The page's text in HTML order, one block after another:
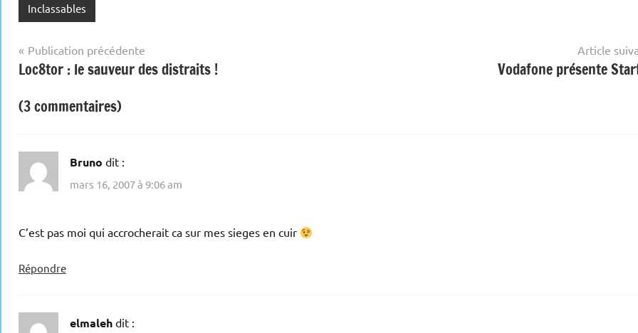
Inclassables
Navigation
de
l’article
Publication précédente
Loc8tor : le sauveur des distraits !
Article
Vodafone présente
(3 commentaires)
Bruno dit :
mars 16, 2007 à 9:06 am
C’est pas moi qui accrocherait ca sur mes sieges en cuir
Répondre
elmaleh dit :